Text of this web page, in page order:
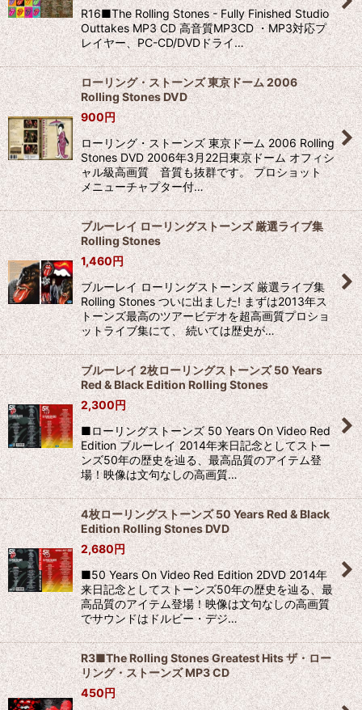
R16■The Rolling Stones - Fully Finished Studio
Outtakes MP3 CD 高音質MP3CD ・MP3対応プ
レイヤー、PC-CD/DVDドライ…
ローリング・ストーンズ 東京ドーム 2006
Rolling Stones DVD
900円
ローリング・ストーンズ 東京ドーム 2006 Rolling
Stones DVD 2006年3月22日東京ドーム オフィシ
ャル級高画質 音質も抜群です。 プロショット
メニューチャプター付…
ブルーレイ ローリングストーンズ 厳選ライブ集
Rolling Stones
1,460円
ブルーレイ ローリングストーンズ 厳選ライブ集
Rolling Stones ついに出ました! まずは2013年ス
トーンズ最高のツアービデオを超高画質プロショ
ットライブ集にて、 続いては歴史が…
ブルーレイ 2枚ローリングストーンズ 50 Years
Red & Black Edition Rolling Stones
2,300円
■ローリングストーンズ 50 Years On Video Red
Edition ブルーレイ 2014年来日記念としてストー
ンズ50年の歴史を辿る、最高品質のアイテム登
場！映像は文句なしの高画質…
4枚ローリングストーンズ 50 Years Red & Black
Edition Rolling Stones DVD
2,680円
■50 Years On Video Red Edition 2DVD 2014年
来日記念としてストーンズ50年の歴史を辿る、最
高品質のアイテム登場！映像は文句なしの高画質
でサウンドはドルビー・デジ…
R3■The Rolling Stones Greatest Hits ザ・ロー
リング・ストーンズ MP3 CD
450円